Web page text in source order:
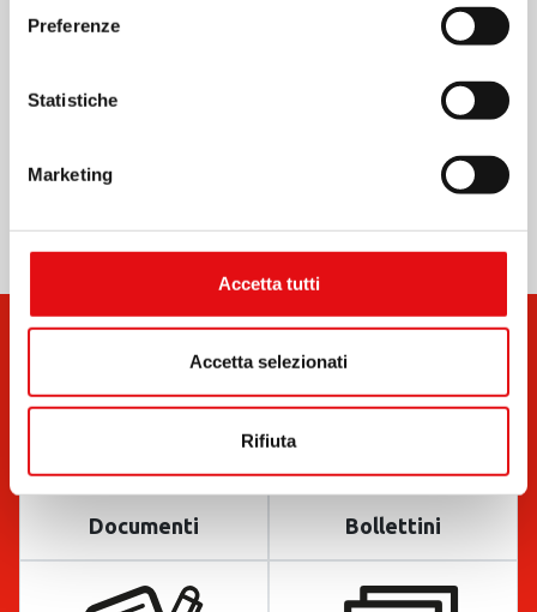
Preferenze
Statistiche
Marketing
Accetta tutti
Accetta selezionati
Rifiuta
Documenti Bollettini